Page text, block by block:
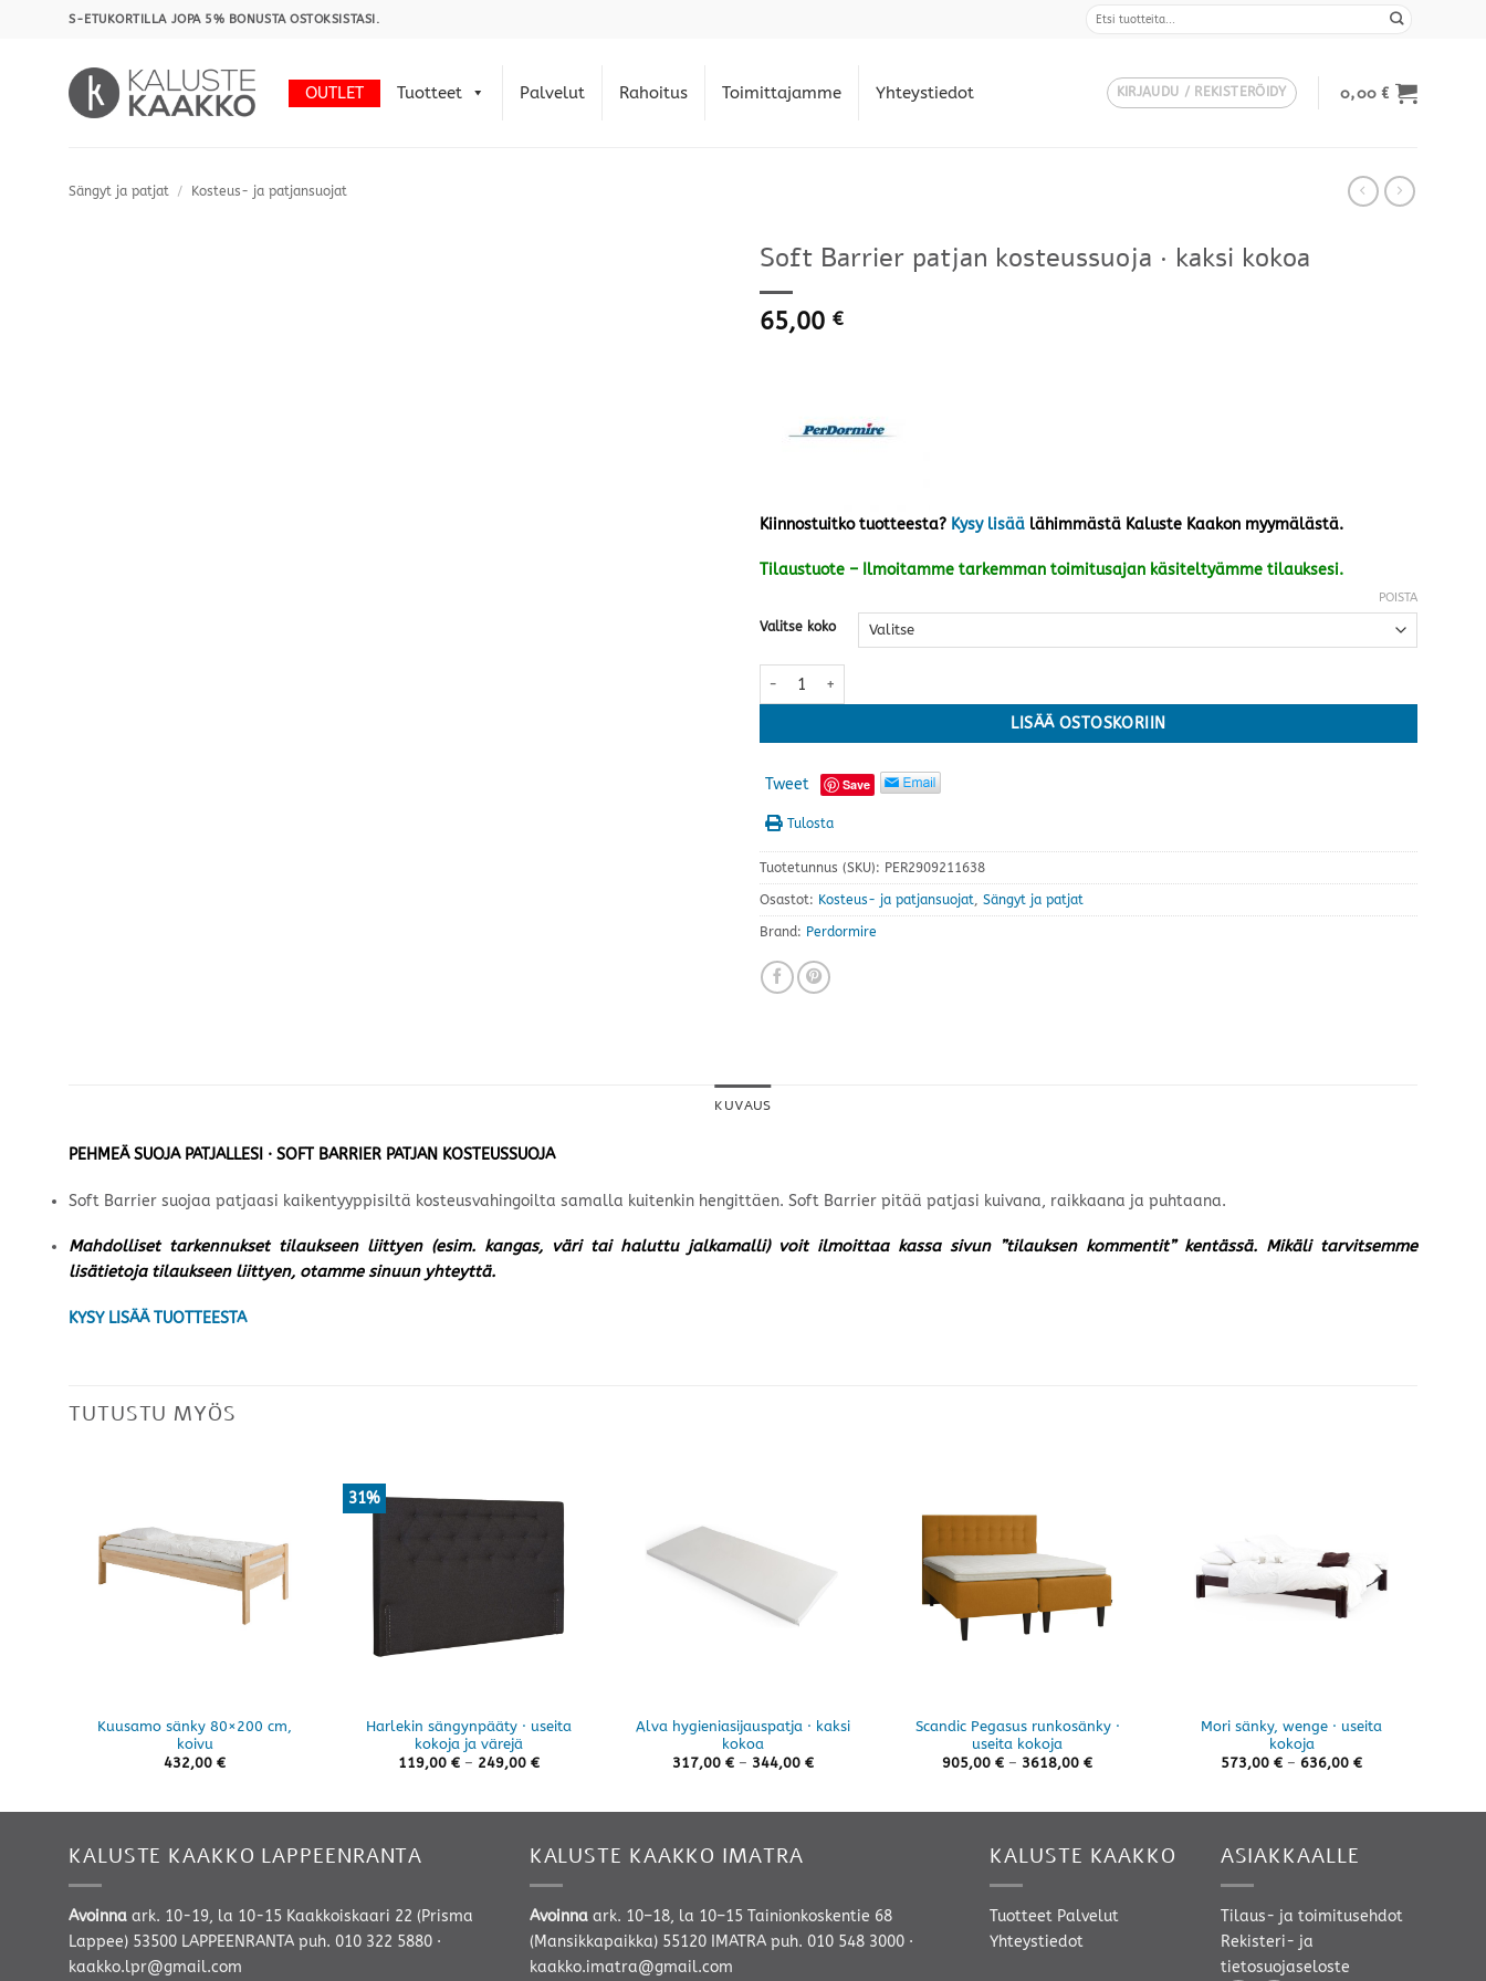
S-ETUKORTILLA JOPA 5% BONUSTA OSTOKSISTASI.
OUTLET Tuotteet Palvelut Rahoitus Toimittajamme Yhteystiedot KIRJAUDU / REKISTERÖIDY 0,00€
Sängyt ja patjat / Kosteus- ja patjansuojat
Soft Barrier patjan kosteussuoja · kaksi kokoa
65,00 €
Kiinnostuitko tuotteesta? Kysy lisää lähimmästä Kaluste Kaakon myymälästä.
Tilaustuote – Ilmoitamme tarkemman toimitusajan käsiteltyämme tilauksesi.
Valitse koko
POISTA
Soft Barrier patjan kosteussuoja · kaksi kokoa määrä
LISÄÄ OSTOSKORIIN
Tweet Save
Tulosta
Tuotetunnus (SKU): PER2909211638
Osastot: Kosteus- ja patjansuojat, Sängyt ja patjat
Brand: Perdormire
KUVAUS
PEHMEÄ SUOJA PATJALLESI · SOFT BARRIER PATJAN KOSTEUSSUOJA
Soft Barrier suojaa patjaasi kaikentyyppisiltä kosteusvahingoilta samalla kuitenkin hengittäen. Soft Barrier pitää patjasi kuivana, raikkaana ja puhtaana.
Mahdolliset tarkennukset tilaukseen liittyen (esim. kangas, väri tai haluttu jalkamalli) voit ilmoittaa kassa sivun ”tilauksen kommentit” kentässä. Mikäli tarvitsemme
lisätietoja tilaukseen liittyen, otamme sinuun yhteyttä.
KYSY LISÄÄ TUOTTEESTA
TUTUSTU MYÖS
Kuusamo sänky 80×200 cm,
koivu
432,00 €
31%
Harlekin sängynpääty · useita
kokoja ja värejä
119,00 € – 249,00 €Hintaluokka:
Alva hygieniasijauspatja · kaksi
kokoa
317,00 € – 344,00 €Hintaluokka:
Scandic Pegasus runkosänky ·
useita kokoja
905,00 € – 3618,00 €Hintaluokka:
Mori sänky, wenge · useita
kokoja
573,00 € – 636,00 €Hintaluokka:
KALUSTE KAAKKO LAPPEENRANTA
Avoinna ark. 10-19, la 10-15 Kaakkoiskaari 22 (Prisma
Lappee) 53500 LAPPEENRANTA puh. 010 322 5880 ·
kaakko.lpr@gmail.com
KALUSTE KAAKKO IMATRA
Avoinnaark. 10–18, la 10–15 Tainionkoskentie 68
(Mansikkapaikka) 55120 IMATRA puh. 010 548 3000·
kaakko.imatra@gmail.com
KALUSTE KAAKKO
Tuotteet Palvelut
Yhteystiedot
ASIAKKAALLE
Tilaus- ja toimitusehdot
Rekisteri- ja
tietosuojaseloste